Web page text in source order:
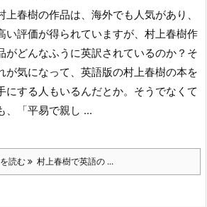
上春樹の作品は、海外でも人気があり、
い評価が得られていますが、村上春樹作
がどんなふうに英訳されているのか？ そ
が気になって、英語版の村上春樹の本を
にする人もいるんだとか。 そうでなくて
、「平易で親し ...
読む 村上春樹で英語の ...